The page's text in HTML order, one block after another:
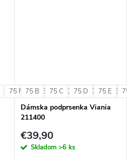
75 F 80 B 80 C 80 D 80 E
75 B 75 C 75 D 75 E
Dámska podprsenka Viania
211400
€39,90
Skladom >6 ks